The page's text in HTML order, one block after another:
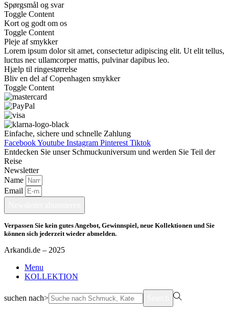
Spørgsmål og svar
Toggle Content
Kort og godt om os
Toggle Content
Pleje af smykker
Lorem ipsum dolor sit amet, consectetur adipiscing elit. Ut elit tellus,
luctus nec ullamcorper mattis, pulvinar dapibus leo.
Hjælp til ringestørrelse
Bliv en del af Copenhagen smykker
Toggle Content
Einfache, sichere und schnelle Zahlung
FacebookYoutube Instagram Pinterest Tiktok
Entdecken Sie unser Schmuckuniversum und werden Sie Teil der
Reise
Newsletter
Name
Email
Verpassen Sie kein gutes Angebot, Gewinnspiel, neue Kollektionen und Sie
können sich jederzeit wieder abmelden.
Arkandi.de – 2025
Menu
KOLLEKTION
suchen nach>